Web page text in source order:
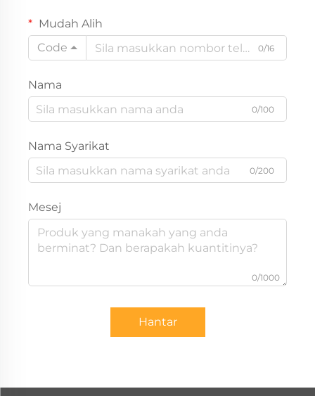
Mudah Alih
Code
0/16
Nama
0/100
Nama Syarikat
0/200
Mesej
0/1000
Hantar